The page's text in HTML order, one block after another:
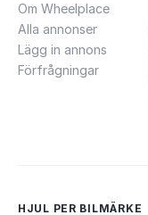
Om Wheelplace
Alla annonser
Lägg in annons
Förfrågningar
HJUL PER BILMÄRKE